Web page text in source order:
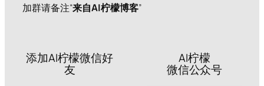
加群请备注“来自AI柠檬博客”
添加AI柠檬微信好
友
AI柠檬
微信公众号